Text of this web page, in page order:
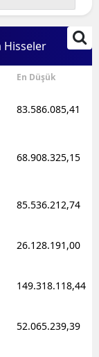
Hisseler
En Düşük
83.586.085,41
68.908.325,15
85.536.212,74
26.128.191,00
149.318.118,44
52.065.239,39